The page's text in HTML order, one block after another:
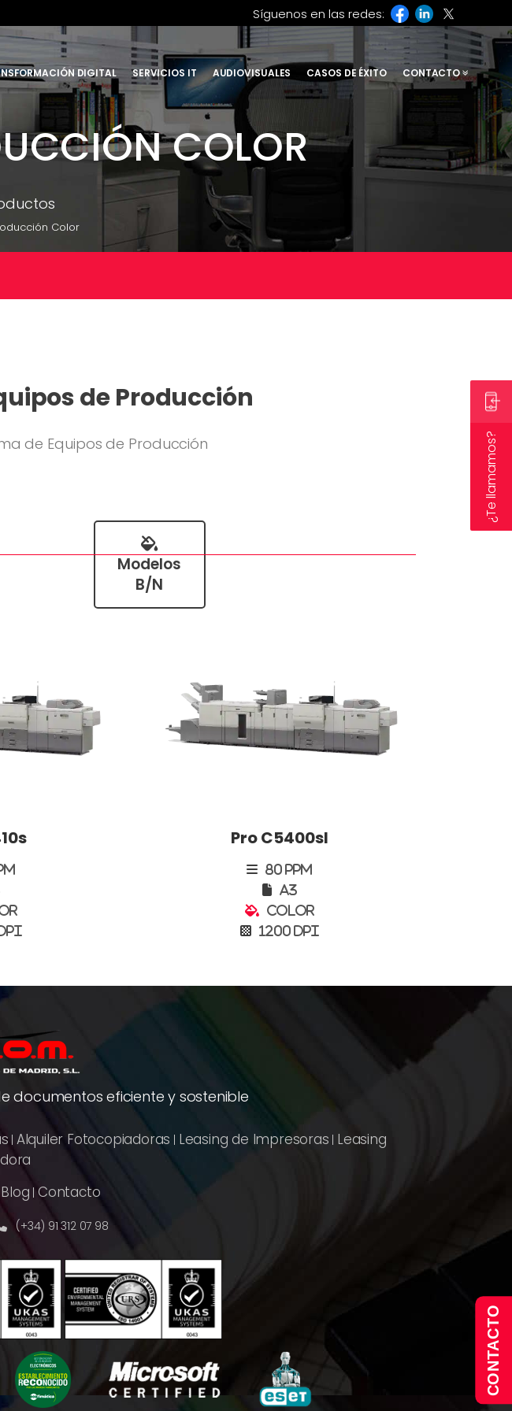
CONTACTO
Síguenos en las redes:
DIGITAL SERVICIOS IT AUDIOVISUALES CASOS DE ÉXITO CONTACTO
COLOR
Color
de Producción
de Equipos de Producción
Modelos
B/N
Pro C5400sl
80 PPM
A3
Color
1200 DPI
documentos eficiente y sostenible
Alquiler Fotocopiadoras Leasing de Impresoras Leasing
Blog Contacto
(+34) 91 312 07 98
¿Te llamamos?